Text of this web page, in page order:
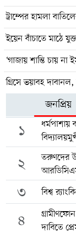
ট্রাম্পের হামলা
ইয়েন বাঁচাতে মাঠে
‘গাজায় শান্তি চায়
গ্রিসে ভয়াবহ
জনপ্রিয়
১
ধর্মপাশায়
২
তরুণদের
৩ বিশ্ব
৪
দাবিতে